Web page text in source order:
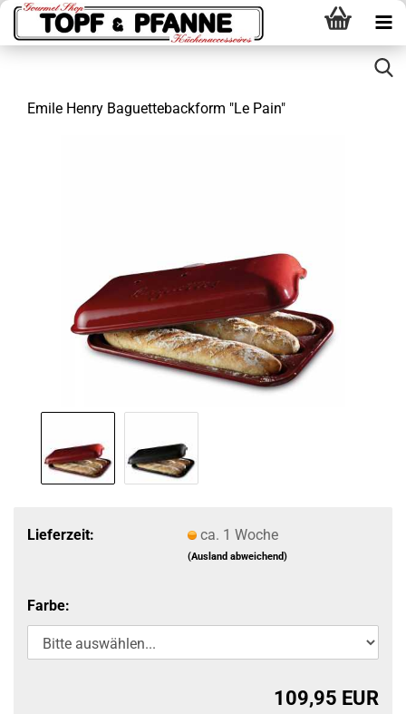
Emile Henry Baguettebackform "Le Pain"
Lieferzeit: ca. 1 Woche
(Ausland abweichend)
Farbe:
109,95 EUR